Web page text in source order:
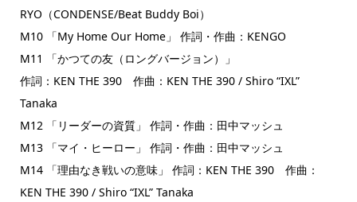
RYO（CONDENSE/Beat Buddy Boi）
M10 「My Home Our Home」 作詞・作曲：KENGO
M11 「かつての友（ロングバージョン）」
作詞：KEN THE 390 作曲：KEN THE 390 / Shiro “IXL”
Tanaka
M12 「リーダーの資質」 作詞・作曲：田中マッシュ
M13 「マイ・ヒーロー」 作詞・作曲：田中マッシュ
M14 「理由なき戦いの意味」 作詞：KEN THE 390 作曲：
KEN THE 390 / Shiro “IXL” Tanaka